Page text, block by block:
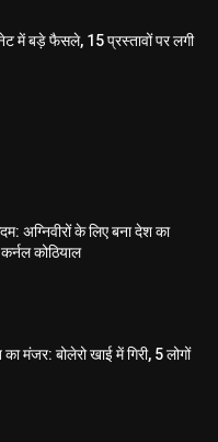
में बड़े फैसले, 15 प्रस्तावों पर लगी
अग्निवीरों के लिए बना देश का
कोठियाल
का मंजर: बोलेरो खाई में गिरी, 5 लोगों